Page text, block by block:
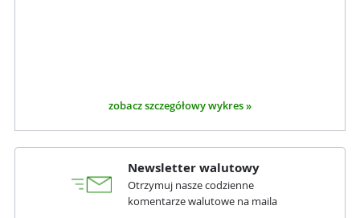
zobacz szczegółowy wykres »
Newsletter walutowy
Otrzymuj nasze codzienne
komentarze walutowe na maila